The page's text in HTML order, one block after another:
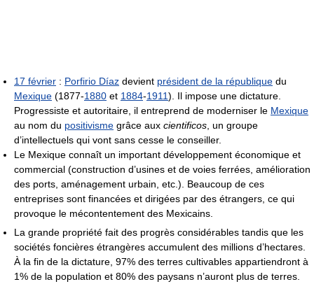
17 février : Porfirio Díaz devient président de la république du
Mexique (1877-1880 et 1884-1911). Il impose une dictature.
Progressiste et autoritaire, il entreprend de moderniser le Mexique
au nom du positivisme grâce aux cientificos , un groupe
d’intellectuels qui vont sans cesse le conseiller.
Le Mexique connaît un important développement économique et
commercial (construction d’usines et de voies ferrées, amélioration
des ports, aménagement urbain, etc.). Beaucoup de ces
entreprises sont financées et dirigées par des étrangers, ce qui
provoque le mécontentement des Mexicains.
La grande propriété fait des progrès considérables tandis que les
sociétés foncières étrangères accumulent des millions d’hectares.
À la fin de la dictature, 97% des terres cultivables appartiendront à
1% de la population et 80% des paysans n’auront plus de terres.